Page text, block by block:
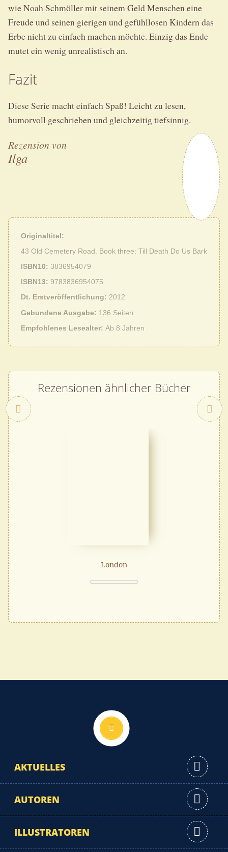
wie Noah Schmöller mit seinem Geld Menschen eine
Freude und seinen gierigen und gefühllosen Kindern das
Erbe nicht zu einfach machen möchte. Einzig das Ende
mutet ein wenig unrealistisch an.
Fazit
Diese Serie macht einfach Spaß! Leicht zu lesen,
humorvoll geschrieben und gleichzeitig tiefsinnig.
Rezension von
Ilga
Originaltitel
43 Old Cemetery Road. Book three: Till Death Do Us Bark
ISBN10
3836954079
ISBN13 9783836954075
Dt. Erstveröffentlichung
2012
Gebundene Ausgabe
136 Seiten
Empfohlenes Lesealter Ab 8 Jahren
Rezensionen ähnlicher Bücher
London
AKTUELLES
AUTOREN
ILLUSTRATOREN